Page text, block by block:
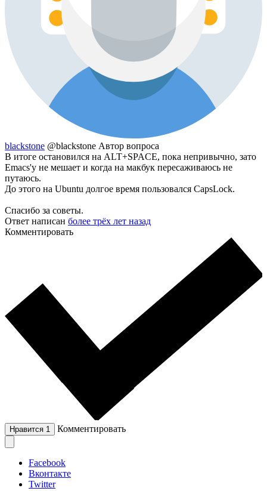
blackstone @blackstone Автор вопроса
В итоге остановился на ALT+SPACE, пока непривычно, зато
Emacs'у не мешает и когда на макбук пересаживаюсь не
путаюсь.
До этого на Ubuntu долгое время пользовался CapsLock.
Спасибо за советы.
Ответ написан более трёх лет назад
Комментировать
Нравится 1 Комментировать
Facebook
Вконтакте
Twitter